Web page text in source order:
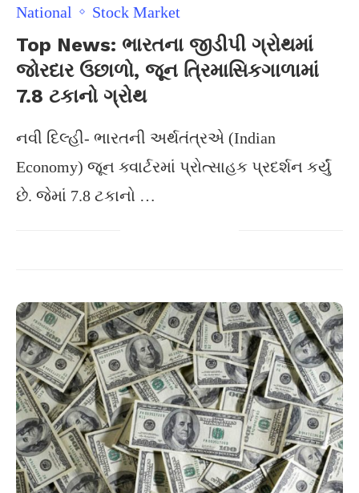
National Stock Market
Top News: ભારતના જીડીપી ગ્રોથમાં
જોરદાર ઉછાળો, જૂન ત્રિમાસિકગાળામાં
7.8 ટકાનો ગ્રોથ
નવી દિલ્હી- ભારતની અર્થતંત્રએ (Indian
Economy) જૂન ક્વાર્ટરમાં પ્રોત્સાહક પ્રદર્શન કર્યું
છે. જેમાં 7.8 ટકાનો …